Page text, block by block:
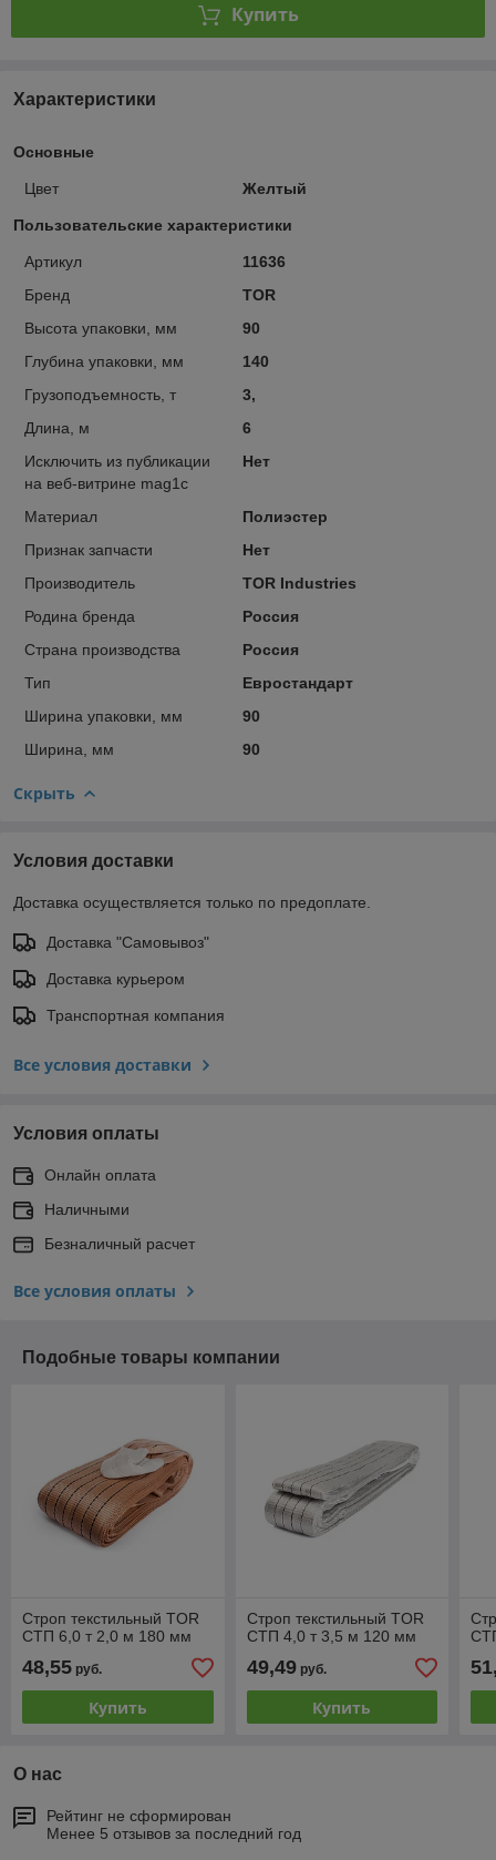
Купить
Характеристики
Основные
Цвет Желтый
Пользовательские характеристики
Артикул
11636
Бренд
TOR
Высота упаковки, мм
90
Глубина упаковки, мм
140
Грузоподъемность, т
3,
Длина, м
6
Исключить из публикации
на веб-витрине mag1c
Нет
Материал
Полиэстер
Признак запчасти
Нет
Производитель
TOR Industries
Родина бренда
Россия
Страна производства
Россия
Тип
Евростандарт
Ширина упаковки, мм
90
Ширина, мм
90
Скрыть
Условия доставки
Доставка осуществляется только по предоплате.
Доставка "Самовывоз"
Доставка курьером
Транспортная компания
Все условия доставки
Условия оплаты
Онлайн оплата
Наличными
Безналичный расчет
Все условия оплаты
Подобные товары компании
Строп текстильный TOR
СТП 6,0 т 2,0 м 180 мм
48,55 руб.
Купить
Строп текстильный TOR
СТП 4,0 т 3,5 м 120 мм
49,49руб.
Купить
О нас
Рейтинг не сформирован
Менее 5 отзывов за последний год